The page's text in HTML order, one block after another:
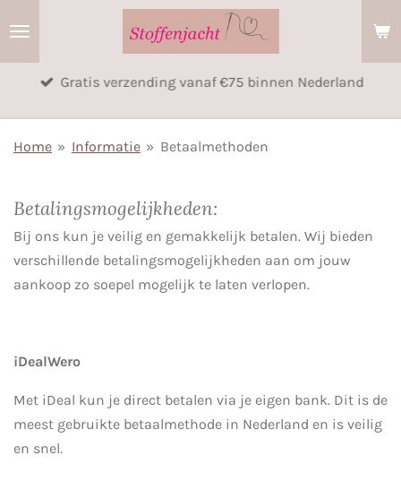
hoofdinhoud
Gratis verzending vanaf €75 binnen Nederland
Home » Informatie » Betaalmethoden
Betalingsmogelijkheden:
Bij ons kun je veilig en gemakkelijk betalen. Wij bieden
verschillende betalingsmogelijkheden aan om jouw
aankoop zo soepel mogelijk te laten verlopen.
iDealWero
Met iDeal kun je direct betalen via je eigen bank. Dit is de
meest gebruikte betaalmethode in Nederland en is veilig
en snel.